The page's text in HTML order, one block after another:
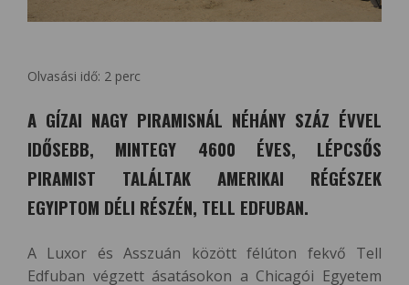
Olvasási idő: 2 perc
A GÍZAI NAGY PIRAMISNÁL NÉHÁNY SZÁZ ÉVVEL
IDŐSEBB, MINTEGY 4600 ÉVES, LÉPCSŐS
PIRAMIST TALÁLTAK AMERIKAI RÉGÉSZEK
EGYIPTOM DÉLI RÉSZÉN, TELL EDFUBAN.
A Luxor és Asszuán között félúton fekvő Tell
Edfuban végzett ásatásokon a Chicagói Egyetem